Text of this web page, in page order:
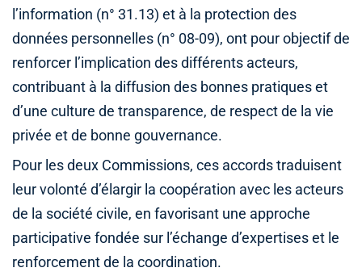
l’information (n° 31.13) et à la protection des
données personnelles (n° 08-09), ont pour objectif de
renforcer l’implication des différents acteurs,
contribuant à la diffusion des bonnes pratiques et
d’une culture de transparence, de respect de la vie
privée et de bonne gouvernance.
Pour les deux Commissions, ces accords traduisent
leur volonté d’élargir la coopération avec les acteurs
de la société civile, en favorisant une approche
participative fondée sur l’échange d’expertises et le
renforcement de la coordination.